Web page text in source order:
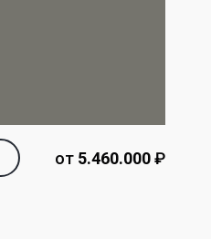
от 5.460.000‬ ₽